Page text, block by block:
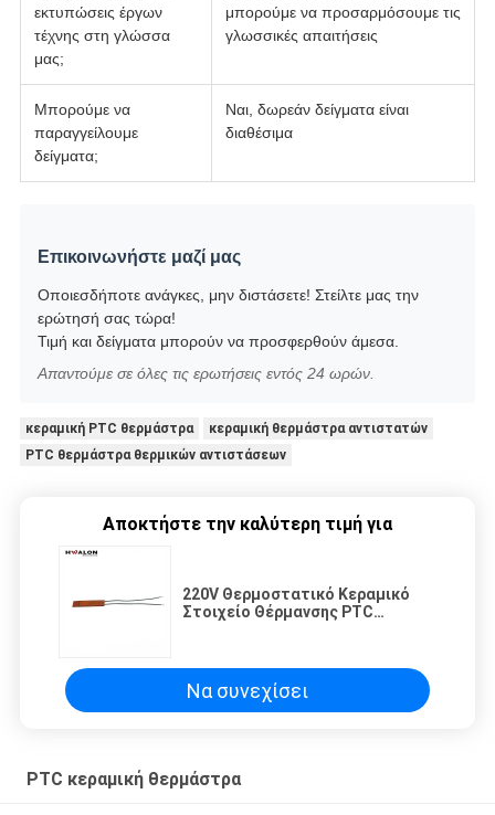
εκτυπώσεις έργων
τέχνης στη γλώσσα
μας;
μπορούμε να προσαρμόσουμε τις
γλωσσικές απαιτήσεις
Μπορούμε να
παραγγείλουμε
δείγματα;
Ναι, δωρεάν δείγματα είναι
διαθέσιμα
Επικοινωνήστε μαζί μας
Οποιεσδήποτε ανάγκες, μην διστάσετε! Στείλτε μας την
ερώτησή σας τώρα!
Τιμή και δείγματα μπορούν να προσφερθούν άμεσα.
Απαντούμε σε όλες τις ερωτήσεις εντός 24 ωρών.
κεραμική PTC θερμάστρα
κεραμική θερμάστρα αντιστατών
PTC θερμάστρα θερμικών αντιστάσεων
Αποκτήστε την καλύτερη τιμή για
220V Θερμοστατικό Κεραμικό
Στοιχείο Θέρμανσης PTC
Διαστάσεις 10*2.5cm
Να συνεχίσει
PTC κεραμική θερμάστρα